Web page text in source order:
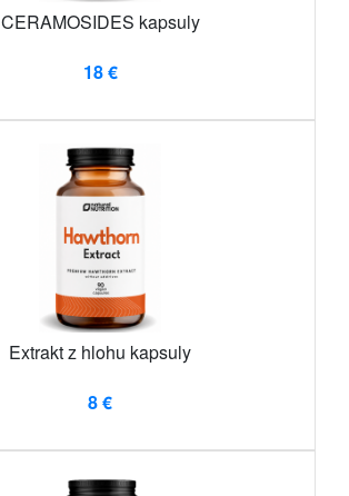
CERAMOSIDES kapsuly
18 €
Extrakt z hlohu kapsuly
8 €